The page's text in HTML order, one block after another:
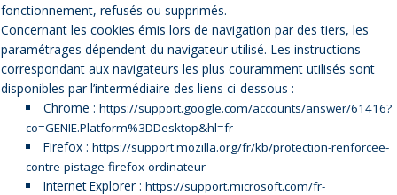
fonctionnement, refusés ou supprimés.
Concernant les cookies émis lors de navigation par des tiers, les
paramétrages dépendent du navigateur utilisé. Les instructions
correspondant aux navigateurs les plus couramment utilisés sont
disponibles par l’intermédiaire des liens ci-dessous :
Chrome : https://support.google.com/accounts/answer/61416?
co=GENIE.Platform%3DDesktop&hl=fr
Firefox : https://support.mozilla.org/fr/kb/protection-renforcee-
contre-pistage-firefox-ordinateur
Internet Explorer : https://support.microsoft.com/fr-